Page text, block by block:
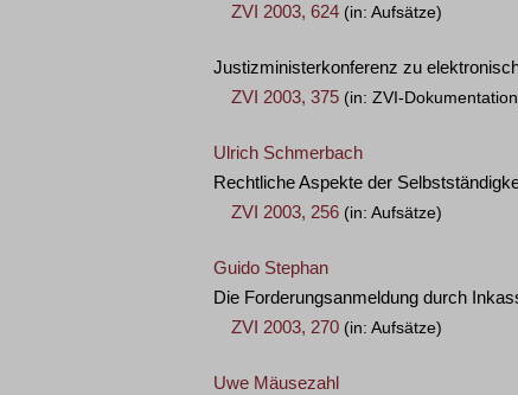
ZVI 2003, 624 (in: Aufsätze)
Justizministerkonferenz zu
ZVI 2003, 375 (in: ZVI-
Ulrich Schmerbach
Rechtliche Aspekte der
ZVI 2003, 256 (in: Aufsätze)
Guido Stephan
Die Forderungsanmeldung durch
ZVI 2003, 270 (in: Aufsätze)
Uwe Mäusezahl